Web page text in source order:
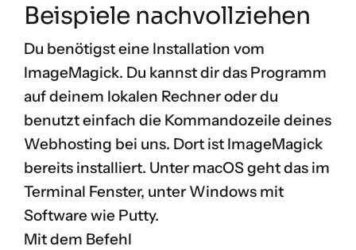
Beispiele nachvollziehen
Du benötigst eine Installation vom
ImageMagick. Du kannst dir das Programm
auf deinem lokalen Rechner oder du
benutzt einfach die Kommandozeile deines
Webhosting bei uns. Dort ist ImageMagick
bereits installiert. Unter macOS geht das im
Terminal Fenster, unter Windows mit
Software wie Putty.
Mit dem Befehl